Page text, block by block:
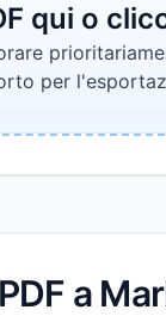
qui o
per
a